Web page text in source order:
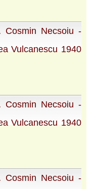
Necsoiu -
Vulcanescu 1940
Necsoiu -
Vulcanescu 1940
Necsoiu -